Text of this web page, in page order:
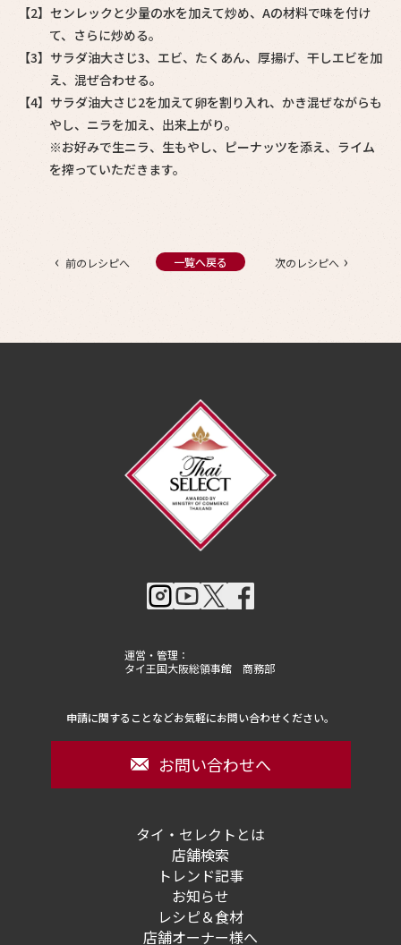
【2】センレックと少量の水を加えて炒め、Aの材料で味を付け
て、さらに炒める。
【3】サラダ油大さじ3、エビ、たくあん、厚揚げ、干しエビを加
え、混ぜ合わせる。
【4】サラダ油大さじ2を加えて卵を割り入れ、かき混ぜながらも
やし、ニラを加え、出来上がり。
※お好みで生ニラ、生もやし、ピーナッツを添え、ライム
を搾っていただきます。
‹ 前のレシピへ 一覧へ戻る 次のレシピへ ›
運営・管理：
タイ王国大阪総領事館 商務部
申請に関することなどお気軽にお問い合わせください。
お問い合わせへ
タイ・セレクトとは
店舗検索
トレンド記事
お知らせ
レシピ＆食材
店舗オーナー様へ